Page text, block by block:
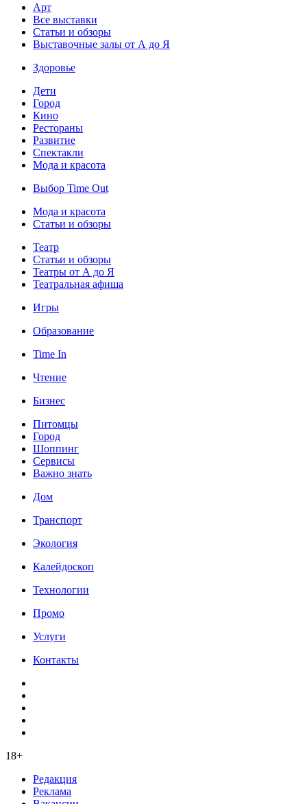
Арт
Все выставки
Статьи и обзоры
Выставочные залы от А до Я
Здоровье
Дети
Город
Кино
Рестораны
Развитие
Спектакли
Мода и красота
Выбор Time Out
Мода и красота
Статьи и обзоры
Театр
Статьи и обзоры
Театры от А до Я
Театральная афиша
Игры
Образование
Time In
Чтение
Бизнес
Питомцы
Город
Шоппинг
Сервисы
Важно знать
Дом
Транспорт
Экология
Калейдоскоп
Технологии
Промо
Услуги
Контакты
18+
Редакция
Реклама